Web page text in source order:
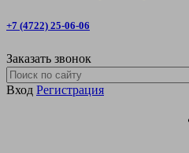
+7 (4722) 25-06-06
Заказать звонок
Вход Регистрация